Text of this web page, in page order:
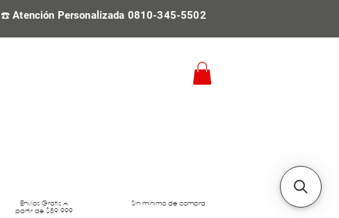
☎️ Atención Personalizada 0810-345-5502
Envíos Gratis A
partir de $89.999
Sin mínimo de compra